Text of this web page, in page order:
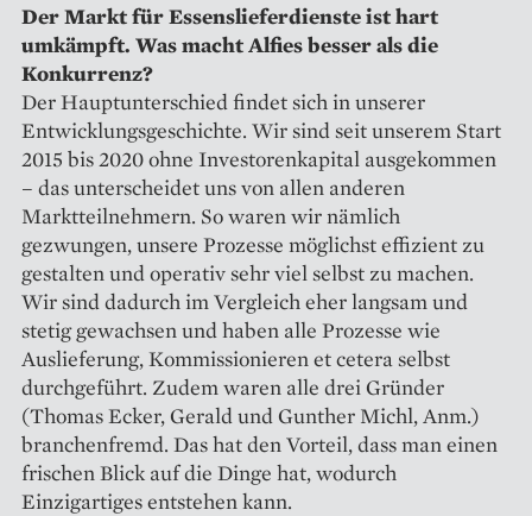
Der Markt für Essenslieferdienste ist hart
umkämpft. Was macht Alfies besser als die
Konkurrenz?
Der Hauptunterschied findet sich in unserer
Entwicklungsgeschichte. Wir sind seit unserem Start
2015 bis 2020 ohne Investorenkapital ausgekommen
– das unterscheidet uns von allen anderen
Marktteilnehmern. So waren wir nämlich
gezwungen, unsere Prozesse möglichst effizient zu
gestalten und operativ sehr viel selbst zu machen.
Wir sind dadurch im Vergleich eher langsam und
stetig gewachsen und haben alle Prozesse wie
Auslieferung, Kommissionieren et cetera selbst
durchgeführt. Zudem waren alle drei Gründer
(Thomas Ecker, Gerald und Gunther Michl, Anm.)
branchenfremd. Das hat den Vorteil, dass man einen
frischen Blick auf die Dinge hat, wodurch
Einzigartiges entstehen kann.